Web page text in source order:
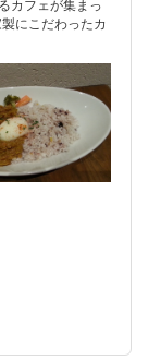
カフェが集まっ
にこだわったカ